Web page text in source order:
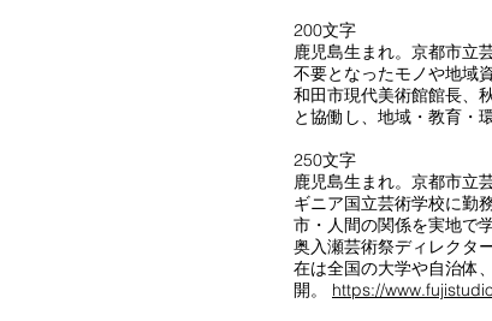
200文字
鹿児島生まれ。京都市立
不要となったモノや地域
和田市現代美術館館長、
と協働し、地域・教育・
250文字
鹿児島生まれ。京都市立
ギニア国立芸術学校に勤
市・人間の関係を実地で
奥入瀬芸術祭ディレクタ
在は全国の大学や自治体
開。 https://